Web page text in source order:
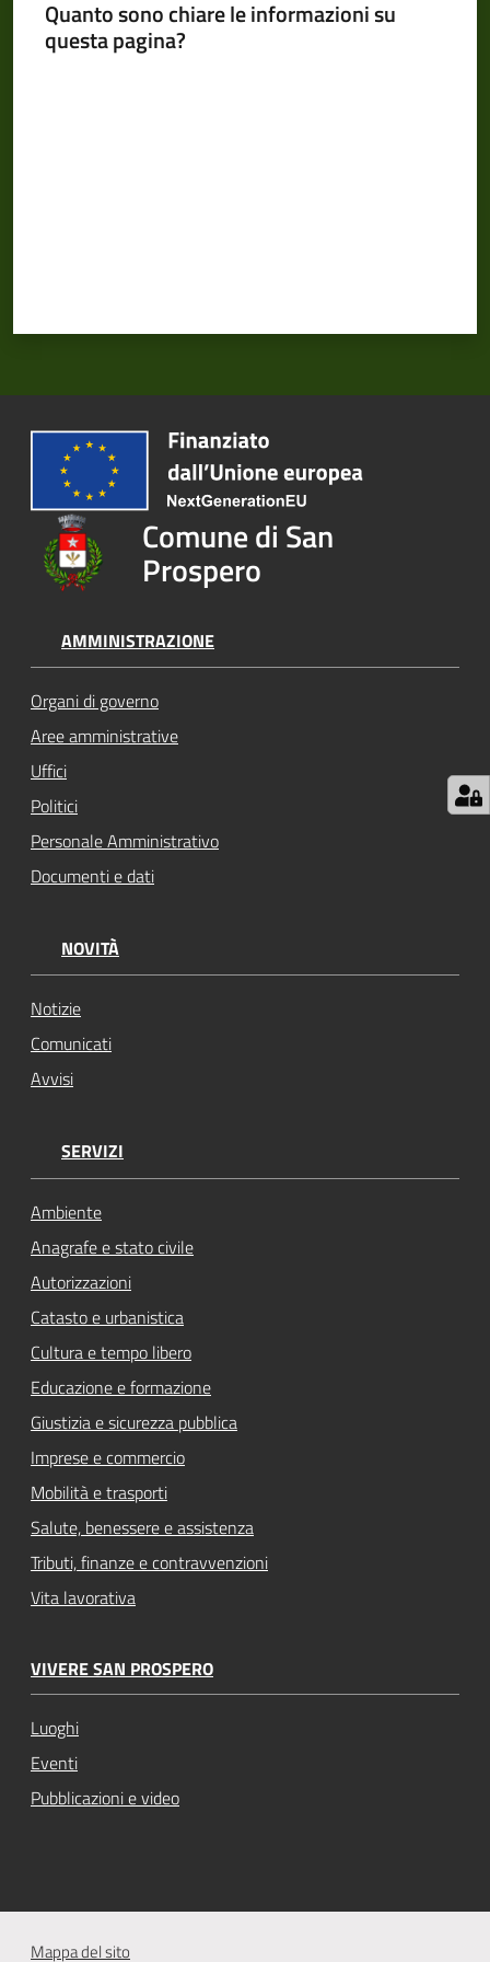
Tutti
argomenti...
Seguici
su
Quanto sono chiare le informazioni su
questa pagina?
Comune di San
Prospero
AMMINISTRAZIONE
Organi di governo
Aree amministrative
Uffici
Politici
Personale Amministrativo
Documenti e dati
NOVITÀ
Notizie
Comunicati
Avvisi
SERVIZI
Ambiente
Anagrafe e stato civile
Autorizzazioni
Catasto e urbanistica
Cultura e tempo libero
Educazione e formazione
Giustizia e sicurezza pubblica
Imprese e commercio
Mobilità e trasporti
Salute, benessere e assistenza
Tributi, finanze e contravvenzioni
Vita lavorativa
VIVERE SAN PROSPERO
Luoghi
Eventi
Pubblicazioni e video
Mappa del sito